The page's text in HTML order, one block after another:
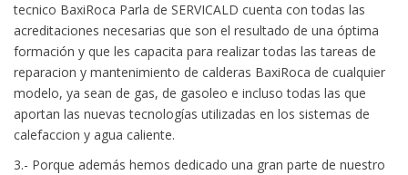
tecnico BaxiRoca Parla de SERVICALD cuenta con todas las
acreditaciones necesarias que son el resultado de una óptima
formación y que les capacita para realizar todas las tareas de
reparacion y mantenimiento de calderas BaxiRoca de cualquier
modelo, ya sean de gas, de gasoleo e incluso todas las que
aportan las nuevas tecnologías utilizadas en los sistemas de
calefaccion y agua caliente.
3.- Porque además hemos dedicado una gran parte de nuestro